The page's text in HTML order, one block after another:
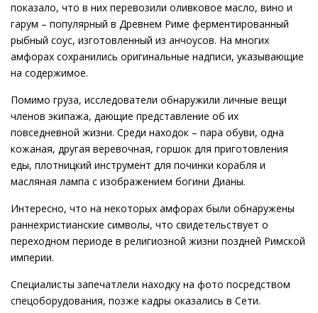
показало, что в них перевозили оливковое масло, вино и
гарум – популярный в Древнем Риме ферментированный
рыбный соус, изготовленный из анчоусов. На многих
амфорах сохранились оригинальные надписи, указывающие
на содержимое.
Помимо груза, исследователи обнаружили личные вещи
членов экипажа, дающие представление об их
повседневной жизни. Среди находок – пара обуви, одна
кожаная, другая веревочная, горшок для приготовления
еды, плотницкий инструмент для починки корабля и
масляная лампа с изображением богини Дианы.
Интересно, что на некоторых амфорах были обнаружены
раннехристианские символы, что свидетельствует о
переходном периоде в религиозной жизни поздней Римской
империи.
Специалисты запечатлели находку на фото посредством
спецоборудования, позже кадры оказались в Сети.